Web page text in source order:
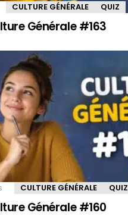
CULTURE GÉNÉRALE QUIZ
Générale #163
CULTURE GÉNÉRALE QUIZ
Générale #160